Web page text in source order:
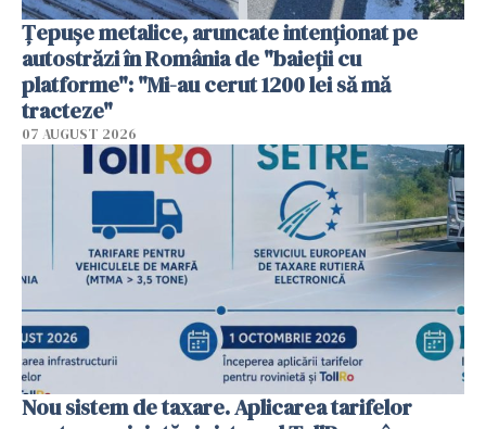
Țepușe metalice, aruncate intenționat pe
autostrăzi în România de "baieții cu
platforme": "Mi-au cerut 1200 lei să mă
tracteze"
07 AUGUST 2026
Nou sistem de taxare. Aplicarea tarifelor